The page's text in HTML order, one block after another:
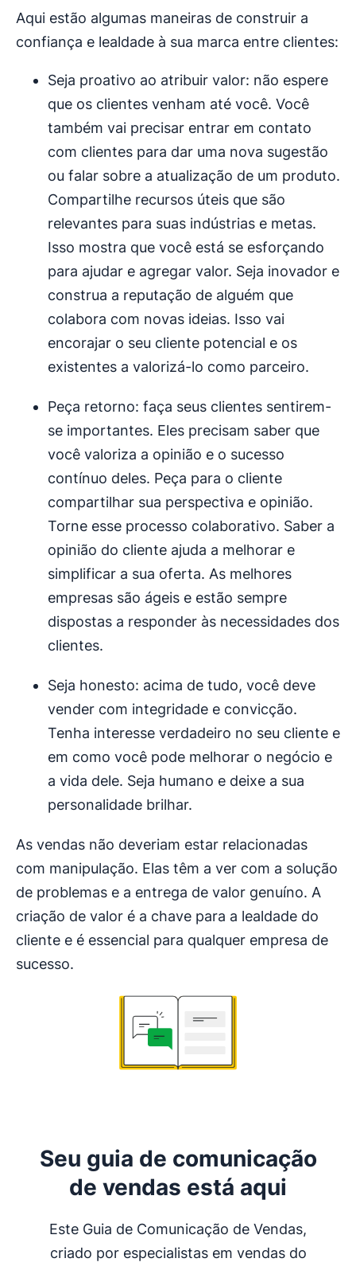
Aqui estão algumas maneiras de construir a
confiança e lealdade à sua marca entre clientes:
Seja proativo ao atribuir valor: não espere
que os clientes venham até você. Você
também vai precisar entrar em contato
com clientes para dar uma nova sugestão
ou falar sobre a atualização de um produto.
Compartilhe recursos úteis que são
relevantes para suas indústrias e metas.
Isso mostra que você está se esforçando
para ajudar e agregar valor. Seja inovador e
construa a reputação de alguém que
colabora com novas ideias. Isso vai
encorajar o seu cliente potencial e os
existentes a valorizá-lo como parceiro.
Peça retorno: faça seus clientes sentirem-
se importantes. Eles precisam saber que
você valoriza a opinião e o sucesso
contínuo deles. Peça para o cliente
compartilhar sua perspectiva e opinião.
Torne esse processo colaborativo. Saber a
opinião do cliente ajuda a melhorar e
simplificar a sua oferta. As melhores
empresas são ágeis e estão sempre
dispostas a responder às necessidades dos
clientes.
Seja honesto: acima de tudo, você deve
vender com integridade e convicção.
Tenha interesse verdadeiro no seu cliente e
em como você pode melhorar o negócio e
a vida dele. Seja humano e deixe a sua
personalidade brilhar.
As vendas não deveriam estar relacionadas
com manipulação. Elas têm a ver com a solução
de problemas e a entrega de valor genuíno. A
criação de valor é a chave para a lealdade do
cliente e é essencial para qualquer empresa de
sucesso.
Seu guia de comunicação
de vendas está aqui
Este Guia de Comunicação de Vendas,
criado por especialistas em vendas do